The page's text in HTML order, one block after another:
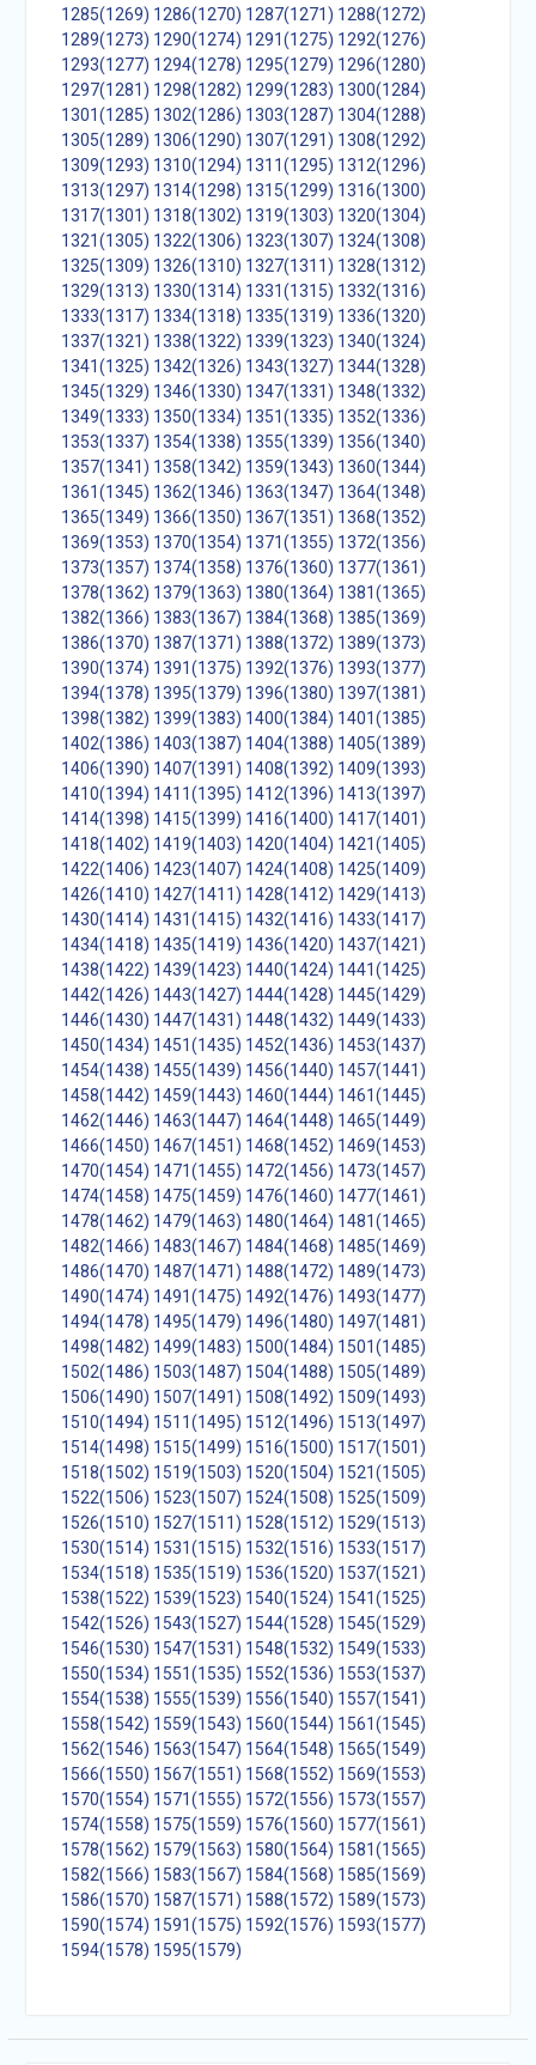
1285(1269) 1286(1270) 1287(1271) 1288(1272)
1289(1273) 1290(1274) 1291(1275) 1292(1276)
1293(1277) 1294(1278) 1295(1279) 1296(1280)
1297(1281) 1298(1282) 1299(1283) 1300(1284)
1301(1285) 1302(1286) 1303(1287) 1304(1288)
1305(1289) 1306(1290) 1307(1291) 1308(1292)
1309(1293) 1310(1294) 1311(1295) 1312(1296)
1313(1297) 1314(1298) 1315(1299) 1316(1300)
1317(1301) 1318(1302) 1319(1303) 1320(1304)
1321(1305) 1322(1306) 1323(1307) 1324(1308)
1325(1309) 1326(1310) 1327(1311) 1328(1312)
1329(1313) 1330(1314) 1331(1315) 1332(1316)
1333(1317) 1334(1318) 1335(1319) 1336(1320)
1337(1321) 1338(1322) 1339(1323) 1340(1324)
1341(1325) 1342(1326) 1343(1327) 1344(1328)
1345(1329) 1346(1330) 1347(1331) 1348(1332)
1349(1333) 1350(1334) 1351(1335) 1352(1336)
1353(1337) 1354(1338) 1355(1339) 1356(1340)
1357(1341) 1358(1342) 1359(1343) 1360(1344)
1361(1345) 1362(1346) 1363(1347) 1364(1348)
1365(1349) 1366(1350) 1367(1351) 1368(1352)
1369(1353) 1370(1354) 1371(1355) 1372(1356)
1373(1357) 1374(1358) 1376(1360) 1377(1361)
1378(1362) 1379(1363) 1380(1364) 1381(1365)
1382(1366) 1383(1367) 1384(1368) 1385(1369)
1386(1370) 1387(1371) 1388(1372) 1389(1373)
1390(1374) 1391(1375) 1392(1376) 1393(1377)
1394(1378) 1395(1379) 1396(1380) 1397(1381)
1398(1382) 1399(1383) 1400(1384) 1401(1385)
1402(1386) 1403(1387) 1404(1388) 1405(1389)
1406(1390) 1407(1391) 1408(1392) 1409(1393)
1410(1394) 1411(1395) 1412(1396) 1413(1397)
1414(1398) 1415(1399) 1416(1400) 1417(1401)
1418(1402) 1419(1403) 1420(1404) 1421(1405)
1422(1406) 1423(1407) 1424(1408) 1425(1409)
1426(1410) 1427(1411) 1428(1412) 1429(1413)
1430(1414) 1431(1415) 1432(1416) 1433(1417)
1434(1418) 1435(1419) 1436(1420) 1437(1421)
1438(1422) 1439(1423) 1440(1424) 1441(1425)
1442(1426) 1443(1427) 1444(1428) 1445(1429)
1446(1430) 1447(1431) 1448(1432) 1449(1433)
1450(1434) 1451(1435) 1452(1436) 1453(1437)
1454(1438) 1455(1439) 1456(1440) 1457(1441)
1458(1442) 1459(1443) 1460(1444) 1461(1445)
1462(1446) 1463(1447) 1464(1448) 1465(1449)
1466(1450) 1467(1451) 1468(1452) 1469(1453)
1470(1454) 1471(1455) 1472(1456) 1473(1457)
1474(1458) 1475(1459) 1476(1460) 1477(1461)
1478(1462) 1479(1463) 1480(1464) 1481(1465)
1482(1466) 1483(1467) 1484(1468) 1485(1469)
1486(1470) 1487(1471) 1488(1472) 1489(1473)
1490(1474) 1491(1475) 1492(1476) 1493(1477)
1494(1478) 1495(1479) 1496(1480) 1497(1481)
1498(1482) 1499(1483) 1500(1484) 1501(1485)
1502(1486) 1503(1487) 1504(1488) 1505(1489)
1506(1490) 1507(1491) 1508(1492) 1509(1493)
1510(1494) 1511(1495) 1512(1496) 1513(1497)
1514(1498) 1515(1499) 1516(1500) 1517(1501)
1518(1502) 1519(1503) 1520(1504) 1521(1505)
1522(1506) 1523(1507) 1524(1508) 1525(1509)
1526(1510) 1527(1511) 1528(1512) 1529(1513)
1530(1514) 1531(1515) 1532(1516) 1533(1517)
1534(1518) 1535(1519) 1536(1520) 1537(1521)
1538(1522) 1539(1523) 1540(1524) 1541(1525)
1542(1526) 1543(1527) 1544(1528) 1545(1529)
1546(1530) 1547(1531) 1548(1532) 1549(1533)
1550(1534) 1551(1535) 1552(1536) 1553(1537)
1554(1538) 1555(1539) 1556(1540) 1557(1541)
1558(1542) 1559(1543) 1560(1544) 1561(1545)
1562(1546) 1563(1547) 1564(1548) 1565(1549)
1566(1550) 1567(1551) 1568(1552) 1569(1553)
1570(1554) 1571(1555) 1572(1556) 1573(1557)
1574(1558) 1575(1559) 1576(1560) 1577(1561)
1578(1562) 1579(1563) 1580(1564) 1581(1565)
1582(1566) 1583(1567) 1584(1568) 1585(1569)
1586(1570) 1587(1571) 1588(1572) 1589(1573)
1590(1574) 1591(1575) 1592(1576) 1593(1577)
1594(1578) 1595(1579)